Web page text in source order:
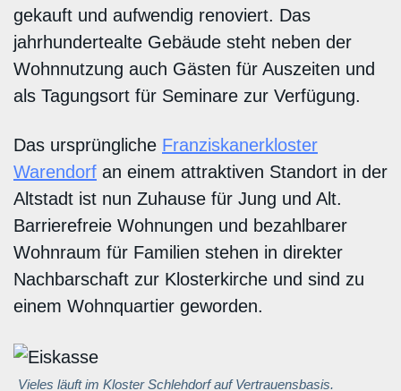
gekauft und aufwendig renoviert. Das
jahrhundertealte Gebäude steht neben der
Wohnnutzung auch Gästen für Auszeiten und
als Tagungsort für Seminare zur Verfügung.
Das ursprüngliche Franziskanerkloster
Warendorf an einem attraktiven Standort in der
Altstadt ist nun Zuhause für Jung und Alt.
Barrierefreie Wohnungen und bezahlbarer
Wohnraum für Familien stehen in direkter
Nachbarschaft zur Klosterkirche und sind zu
einem Wohnquartier geworden.
Vieles läuft im Kloster Schlehdorf auf Vertrauensbasis.